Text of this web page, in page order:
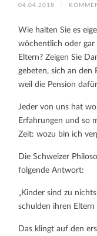
04.04.2018 /
Wie halten Sie es
wöchentlich oder gar
Eltern? Zeigen Sie
gebeten, sich an den
weil die Pension
Jeder von uns hat
Erfahrungen und so
Zeit: wozu bin ich
Die Schweizer
folgende Antwort:
„Kinder sind zu
schulden ihren Eltern
Das klingt auf den